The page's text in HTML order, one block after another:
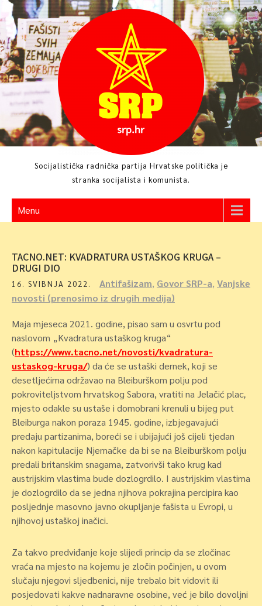
Skip
to
content
Socijalistička radnička partija Hrvatske politička je
stranka socijalista i komunista.
Menu
TACNO.NET: KVADRATURA USTAŠKOG KRUGA –
DRUGI DIO
16. SVIBNJA 2022. Antifašizam, Govor SRP-a, Vanjske
novosti (prenosimo iz drugih medija)
Maja mjeseca 2021. godine, pisao sam u osvrtu pod
naslovom „Kvadratura ustaškog kruga“
(https://www.tacno.net/novosti/kvadratura-
ustaskog-kruga/) da će se ustaški dernek, koji se
desetljećima održavao na Bleiburškom polju pod
pokroviteljstvom hrvatskog Sabora, vratiti na Jelačić plac,
mjesto odakle su ustaše i domobrani krenuli u bijeg put
Bleiburga nakon poraza 1945. godine, izbjegavajući
predaju partizanima, boreći se i ubijajući još cijeli tjedan
nakon kapitulacije Njemačke da bi se na Bleiburškom polju
predali britanskim snagama, zatvorivši tako krug kad
austrijskim vlastima bude dozlogrdilo. I austrijskim vlastima
je dozlogrdilo da se jedna njihova pokrajina percipira kao
posljednje masovno javno okupljanje fašista u Evropi, u
njihovoj ustaškoj inačici.
Za takvo predviđanje koje slijedi princip da se zločinac
vraća na mjesto na kojemu je zločin počinjen, u ovom
slučaju njegovi sljedbenici, nije trebalo bit vidovit ili
posjedovati kakve nadnaravne osobine, već je bilo dovoljni